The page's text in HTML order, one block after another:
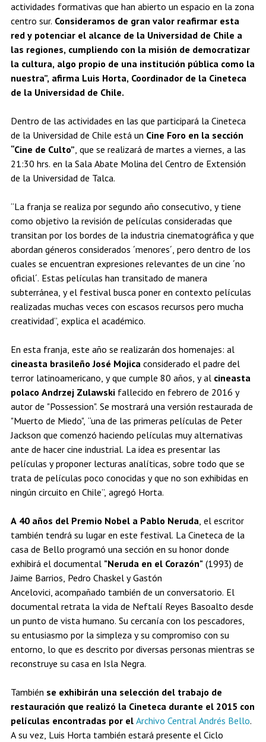
actividades formativas que han abierto un espacio en la zona
centro sur. Consideramos de gran valor reafirmar esta
red y potenciar el alcance de la Universidad de Chile a
las regiones, cumpliendo con la misión de democratizar
la cultura, algo propio de una institución pública como la
nuestra”, afirma Luis Horta, Coordinador de la Cineteca
de la Universidad de Chile.
Dentro de las actividades en las que participará la Cineteca
de la Universidad de Chile está un Cine Foro en la sección
“Cine de Culto”, que se realizará de martes a viernes, a las
21:30 hrs. en la Sala Abate Molina del Centro de Extensión
de la Universidad de Talca.
“La franja se realiza por segundo año consecutivo, y tiene
como objetivo la revisión de películas consideradas que
transitan por los bordes de la industria cinematográfica y que
abordan géneros considerados ´menores´, pero dentro de los
cuales se encuentran expresiones relevantes de un cine ´no
oficial´. Estas películas han transitado de manera
subterránea, y el festival busca poner en contexto películas
realizadas muchas veces con escasos recursos pero mucha
creatividad”, explica el académico.
En esta franja, este año se realizarán dos homenajes: al
cineasta brasileño José Mojicaconsiderado el padre del
terror latinoamericano, y que cumple 80 años, y al cineasta
polaco Andrzej Zulawskifallecido en febrero de 2016 y
autor de "Possession". Se mostrará una versión restaurada de
"Muerto de Miedo", “una de las primeras películas de Peter
Jackson que comenzó haciendo películas muy alternativas
ante de hacer cine industrial. La idea es presentar las
películas y proponer lecturas analíticas, sobre todo que se
trata de películas poco conocidas y que no son exhibidas en
ningún circuito en Chile”, agregó Horta.
A 40 años del Premio Nobel a Pablo Neruda, el escritor
también tendrá su lugar en este festival. La Cineteca de la
casa de Bello programó una sección en su honor donde
exhibirá el documental "Neruda en el Corazón"(1993) de
Jaime Barrios, Pedro Chaskel y Gastón
Ancelovici, acompañado también de un conversatorio. El
documental retrata la vida de Neftalí Reyes Basoalto desde
un punto de vista humano. Su cercanía con los pescadores,
su entusiasmo por la simpleza y su compromiso con su
entorno, lo que es descrito por diversas personas mientras se
reconstruye su casa en Isla Negra.
También se exhibirán una selección del trabajo de
restauración que realizó la Cineteca durante el 2015 con
películas encontradas por el Archivo Central Andrés Bello.
A su vez, Luis Horta también estará presente el Ciclo